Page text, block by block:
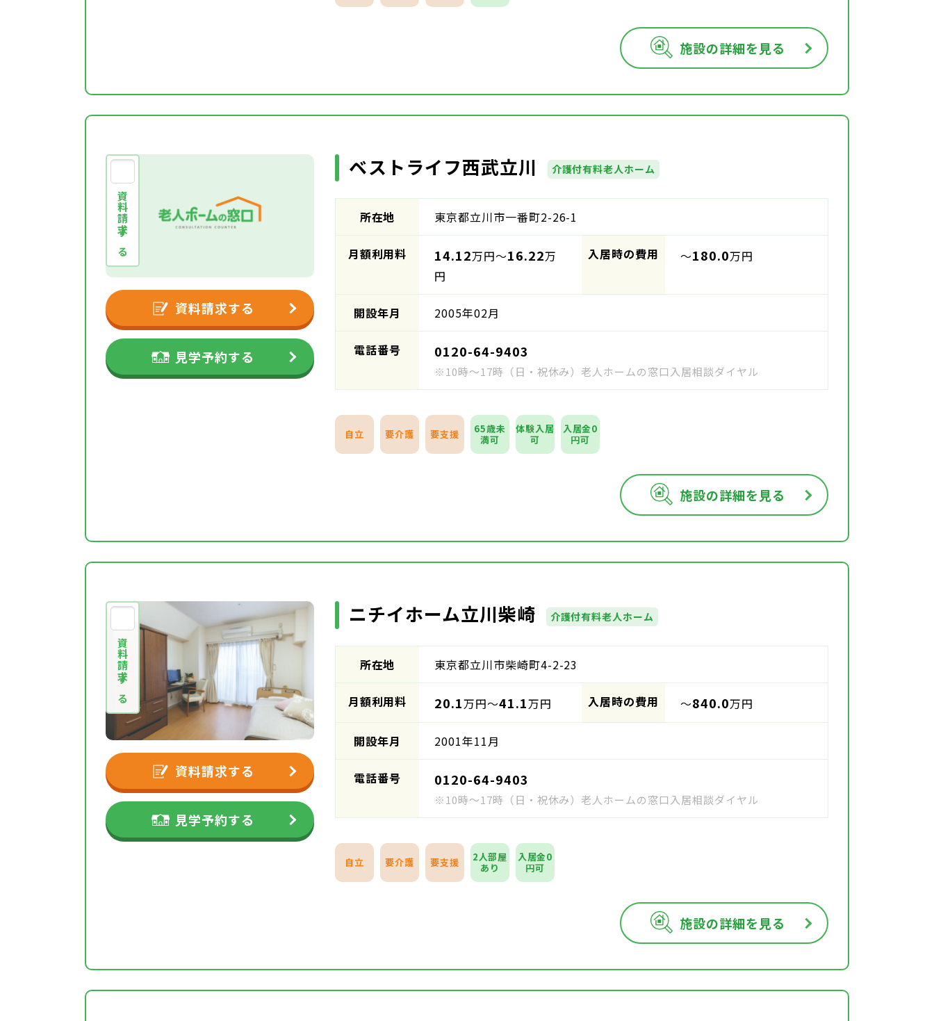
施設の詳細を見る
資料請求する
資料請求する
見学予約する
ベストライフ西武立川 介護付有料老人ホーム
所在地 東京都立川市一番町2-26-1
月額利用料 14.12万円～16.22万
円
入居時の費用 ～180.0万円
開設年月 2005年02月
電話番号 0120-64-9403
※10時～17時（日・祝休み）老人ホームの窓口入居相談ダイヤル
自立 要介護 要支援
65歳未
満可
体験入居
可
入居金0
円可
施設の詳細を見る
資料請求する
資料請求する
見学予約する
ニチイホーム立川柴崎 介護付有料老人ホーム
所在地 東京都立川市柴崎町4-2-23
月額利用料 20.1万円～41.1万円 入居時の費用 ～840.0万円
開設年月 2001年11月
電話番号 0120-64-9403
※10時～17時（日・祝休み）老人ホームの窓口入居相談ダイヤル
自立 要介護 要支援
2人部屋
あり
入居金0
円可
施設の詳細を見る